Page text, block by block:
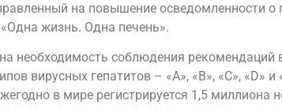
на повышение осведомленности о
жизнь. Одна печень».
необходимость соблюдения рекомендаций
вирусных гепатитов – «A», «B», «C», «D»
в мире регистрируется 1,5 миллиона